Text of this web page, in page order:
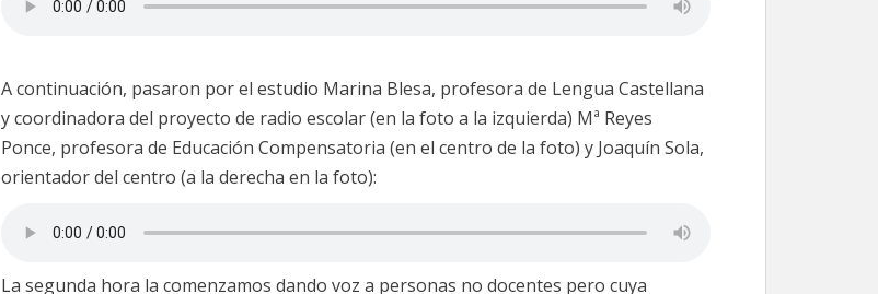
A continuación, pasaron por el estudio Marina Blesa, profesora de Lengua Castellana
y coordinadora del proyecto de radio escolar (en la foto a la izquierda) Mª Reyes
Ponce, profesora de Educación Compensatoria (en el centro de la foto) y Joaquín Sola,
orientador del centro (a la derecha en la foto):
La segunda hora la comenzamos dando voz a personas no docentes pero cuya